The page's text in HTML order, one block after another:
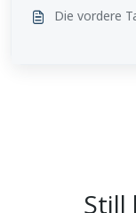
Die vordere
Still